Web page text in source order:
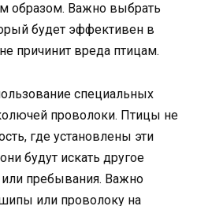
образом. Важно выбрать
будет эффективен в
причинит вреда птицам.
специальных
проволоки. Птицы не
где установлены эти
будут искать другое
пребывания. Важно
или проволоку на